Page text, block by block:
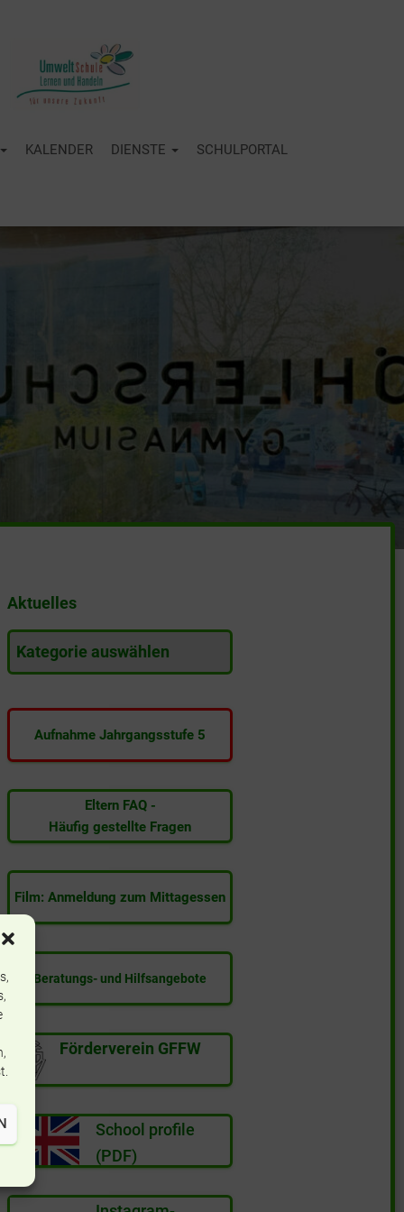
KALENDER DIENSTE SCHULPORTAL
Aktuelles
A
t
e
l
s
Aufnahme Jahrgangsstufe 5
Eltern FAQ -
Häufig gestellte Fragen
Film: Anmeldung zum Mittagessen
Beratungs- und Hilfsangebote
Förderverein GFFW
School profile
(PDF)